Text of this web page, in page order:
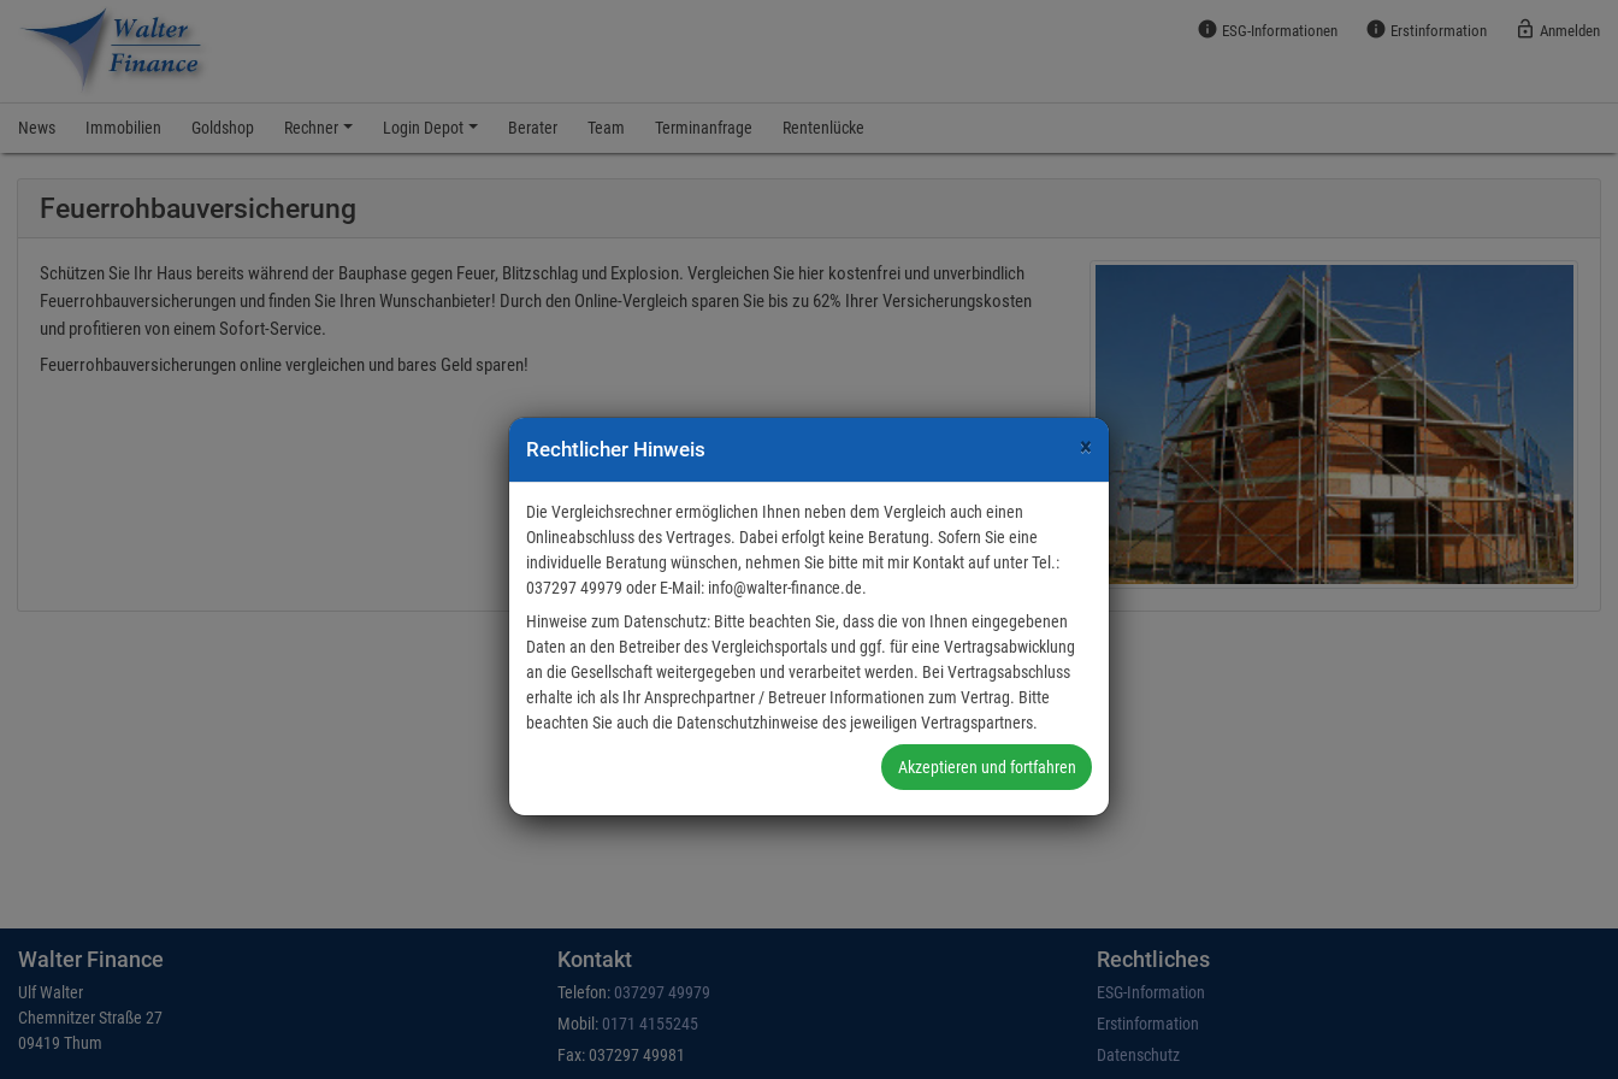
Rechtlicher Hinweis ×
Die Vergleichsrechner ermöglichen Ihnen neben dem Vergleich auch einen
Onlineabschluss des Vertrages. Dabei erfolgt keine Beratung. Sofern Sie eine
individuelle Beratung wünschen, nehmen Sie bitte mit mir Kontakt auf unter Tel.:
037297 49979 oder E-Mail: info@walter-finance.de.
Hinweise zum Datenschutz: Bitte beachten Sie, dass die von Ihnen eingegebenen
Daten an den Betreiber des Vergleichsportals und ggf. für eine Vertragsabwicklung
an die Gesellschaft weitergegeben und verarbeitet werden. Bei Vertragsabschluss
erhalte ich als Ihr Ansprechpartner / Betreuer Informationen zum Vertrag. Bitte
beachten Sie auch die Datenschutzhinweise des jeweiligen Vertragspartners.
Akzeptieren und fortfahren
info ESG-Informationen info Erstinformation lock_open Anmelden
News Immobilien Goldshop Rechner Login Depot Berater Team Terminanfrage Rentenlücke
Feuerrohbau­versicherung
Schützen Sie Ihr Haus bereits während der Bauphase gegen Feuer, Blitzschlag und Explosion. Vergleichen Sie hier kostenfrei und unverbindlich
Feuerrohbau­versicherungen und finden Sie Ihren Wunschanbieter! Durch den Online-Vergleich sparen Sie bis zu 62% Ihrer Versicherungskosten
und profitieren von einem Sofort-Service.
Feuerrohbauversicherungen online vergleichen und bares Geld sparen!
Walter Finance
Ulf Walter
Chemnitzer Straße 27
09419 Thum
Kontakt
Telefon: 037297 49979
Mobil: 0171 4155245
Fax: 037297 49981
Rechtliches
ESG-Information
Erstinformation
Datenschutz